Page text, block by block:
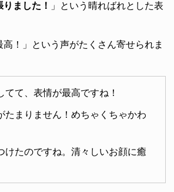
ました！
」という晴ればれとした表
！」という声がたくさん寄せられま
てて、表情が最高ですね！
たまりません！めちゃくちゃかわ
けたのですね。清々しいお顔に癒